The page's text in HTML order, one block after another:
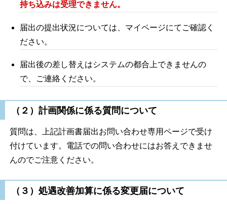
持ち込みは受理できません。
届出の提出状況については、マイページにてご確認く
ださい。
届出後の差し替えはシステムの都合上できませんの
で、ご連絡ください。
（２）計画関係に係る質問について
質問は、上記計画書届出お問い合わせ専用ページで受け
付けています。電話での問い合わせにはお答えできませ
んのでご注意ください。
（３）処遇改善加算に係る変更届について